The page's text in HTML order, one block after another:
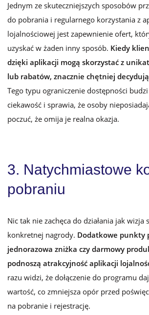
Jednym ze skuteczniejszych sposobów
do pobrania i regularnego korzystania z
lojalnościowej jest zapewnienie ofert,
uzyskać w żaden inny sposób. Kiedy
dzięki aplikacji mogą skorzystać z
lub rabatów, znacznie chętniej
Tego typu ograniczenie dostępności
ciekawość i sprawia, że osoby
poczuć, że omija je realna okazja.
3. Natychmiastowe
pobraniu
Nic tak nie zachęca do działania jak wizja
konkretnej nagrody. Dodatkowe punkty
jednorazowa zniżka czy darmowy
podnoszą atrakcyjność aplikacji
razu widzi, że dołączenie do programu
wartość, co zmniejsza opór przed
na pobranie i rejestrację.